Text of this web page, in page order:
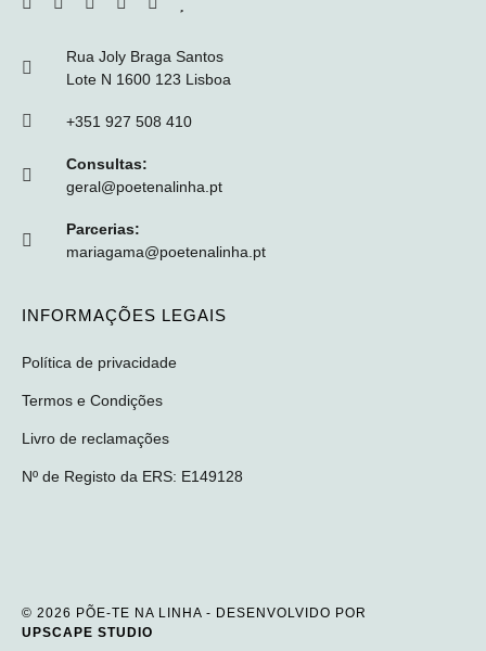
Rua Joly Braga Santos
Lote N 1600 123 Lisboa
+351 927 508 410
Consultas:
geral@poetenalinha.pt
Parcerias:
mariagama@poetenalinha.pt
INFORMAÇÕES LEGAIS
Política de privacidade
Termos e Condições
Livro de reclamações
Nº de Registo da ERS: E149128
© 2026 PÕE-TE NA LINHA - DESENVOLVIDO POR
UPSCAPE STUDIO